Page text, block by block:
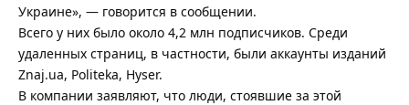
Украине», — говорится в сообщении.
Всего у них было около 4,2 млн подписчиков. Среди
удаленных страниц, в частности, были аккаунты изданий
Znaj.ua, Politeka, Hyser.
В компании заявляют, что люди, стоявшие за этой